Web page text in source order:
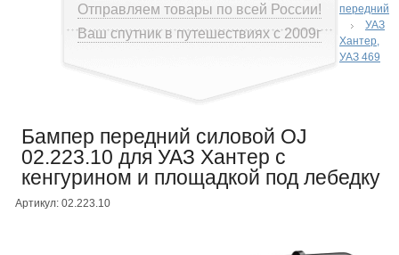
Отправляем товары по всей России!
Ваш спутник в путешествиях с 2009г
передний
УАЗ
Хантер,
УАЗ 469
Бампер передний силовой OJ
02.223.10 для УАЗ Хантер с
кенгурином и площадкой под лебедку
Артикул: 02.223.10